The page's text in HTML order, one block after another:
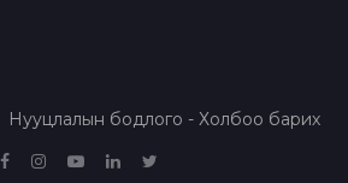
Нууцлалын бодлого -Холбоо барих